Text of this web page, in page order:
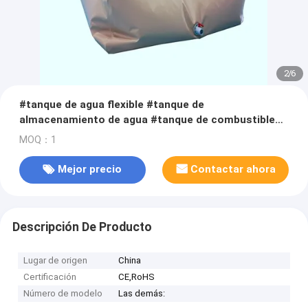
2/6
#tanque de agua flexible #tanque de
almacenamiento de agua #tanque de combustible
Ailinyou Hot Sale 5000 L 10000L 20000L Bladder de
MOQ：1
Mejor precio Contactar ahora
Descripción De Producto
Lugar de origen
China
Certificación
CE,RoHS
Número de modelo
Las demás: